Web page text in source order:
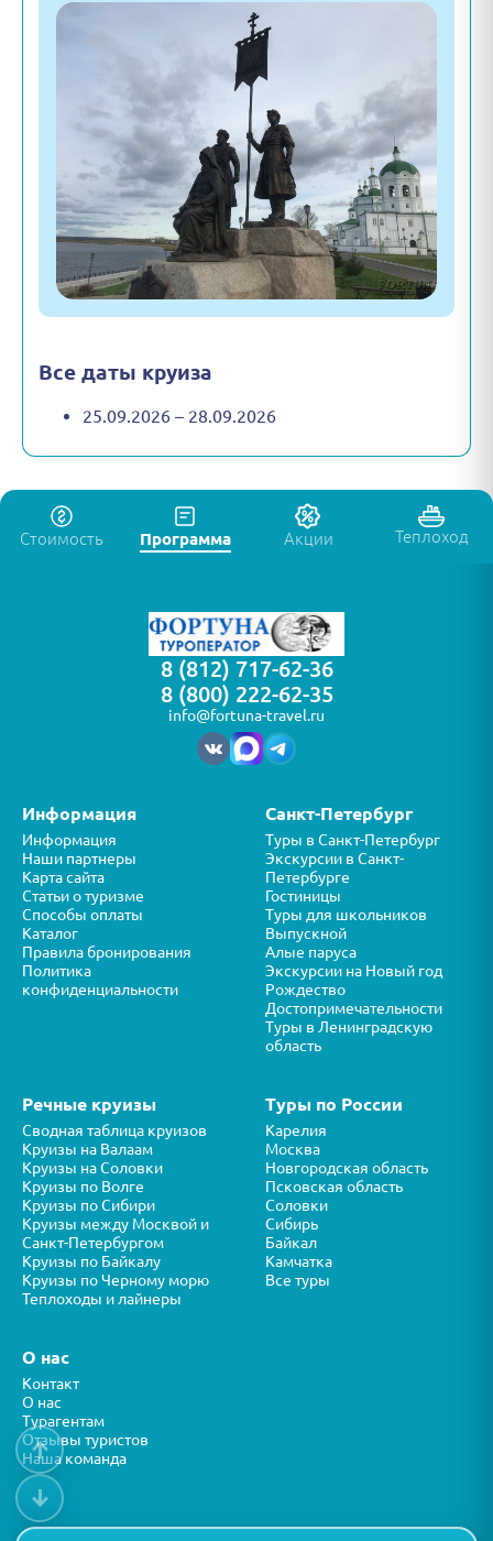
Все даты круиза
25.09.2026 – 28.09.2026
Стоимость Программа Акции Теплоход
8 (812) 717-62-36
8 (800) 222-62-35
info@fortuna-travel.ru
Информация
Информация
Наши партнеры
Карта сайта
Статьи о туризме
Способы оплаты
Каталог
Правила бронирования
Политика
конфиденциальности
Санкт-Петербург
Туры в Санкт-Петербург
Экскурсии в Санкт-
Петербурге
Гостиницы
Туры для школьников
Выпускной
Алые паруса
Экскурсии на Новый год
Рождество
Достопримечательности
Туры в Ленинградскую
область
Речные круизы
Сводная таблица круизов
Круизы на Валаам
Круизы на Соловки
Круизы по Волге
Круизы по Сибири
Круизы между Москвой и
Санкт-Петербургом
Круизы по Байкалу
Круизы по Черному морю
Теплоходы и лайнеры
Туры по России
Карелия
Москва
Новгородская область
Псковская область
Соловки
Сибирь
Байкал
Камчатка
Все туры
О нас
Контакт
О нас
Турагентам
Отзывы туристов
Наша команда
↑
↓